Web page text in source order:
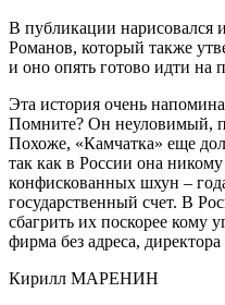
В публикации нарисовался
Романов, который также
и оно опять готово идти на
Эта история очень
Помните? Он неуловимый,
Похоже, «Камчатка» еще
так как в России она
конфискованных шхун –
государственный счет. В
сбагрить их поскорее кому
фирма без адреса,
Кирилл МАРЕНИН